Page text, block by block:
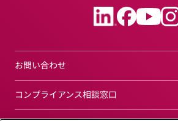
お問い合わせ
コンプライアンス相談窓口